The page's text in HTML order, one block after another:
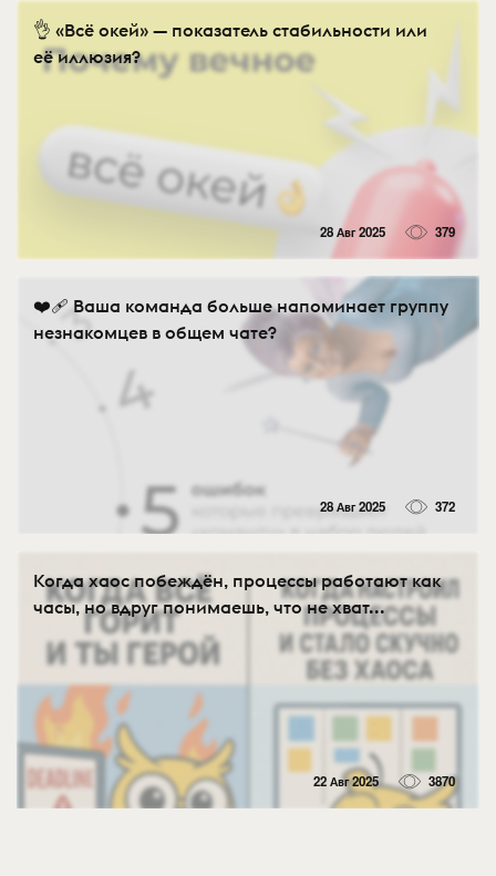
👌 «Всё окей» — показатель стабильности или
её иллюзия?
28 Авг 2025 379
❤️‍🩹 Ваша команда больше напоминает группу
незнакомцев в общем чате?
28 Авг 2025 372
Когда хаос побеждён, процессы работают как
часы, но вдруг понимаешь, что не хват...
22 Авг 2025 3870